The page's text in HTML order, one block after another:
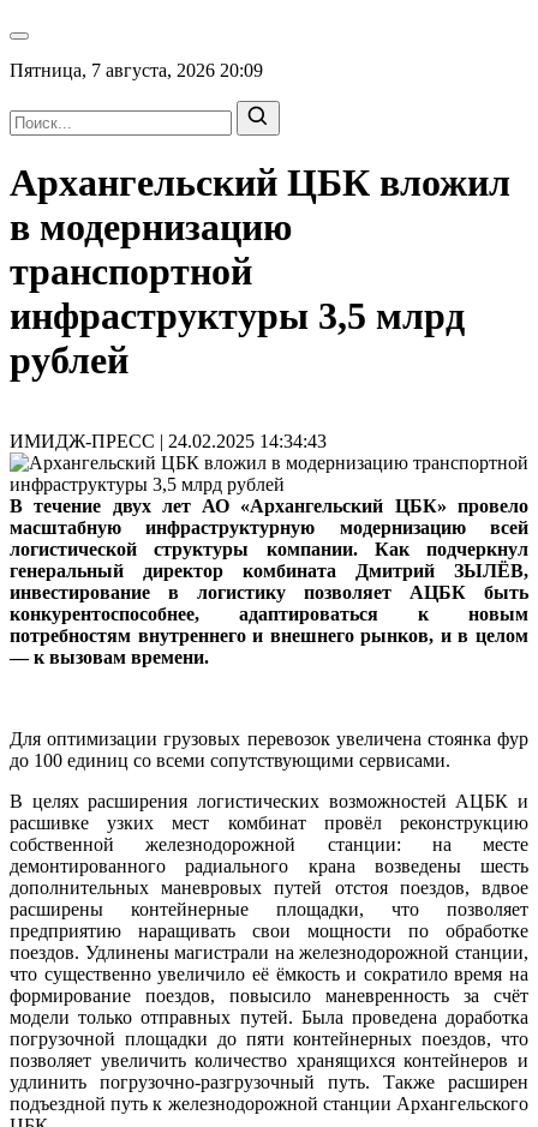
Пятница, 7 августа, 2026 20:09
Архангельский ЦБК вложил
в модернизацию
транспортной
инфраструктуры 3,5 млрд
рублей
ИМИДЖ-ПРЕСС | 24.02.2025 14:34:43
В течение двух лет АО «Архангельский ЦБК» провело
масштабную инфраструктурную модернизацию всей
логистической структуры компании. Как подчеркнул
генеральный директор комбината Дмитрий ЗЫЛЁВ,
инвестирование в логистику позволяет АЦБК быть
конкурентоспособнее, адаптироваться к новым
потребностям внутреннего и внешнего рынков, и в целом
— к вызовам времени.
Для оптимизации грузовых перевозок увеличена стоянка фур
до 100 единиц со всеми сопутствующими сервисами.
В целях расширения логистических возможностей АЦБК и
расшивке узких мест комбинат провёл реконструкцию
собственной железнодорожной станции: на месте
демонтированного радиального крана возведены шесть
дополнительных маневровых путей отстоя поездов, вдвое
расширены контейнерные площадки, что позволяет
предприятию наращивать свои мощности по обработке
поездов. Удлинены магистрали на железнодорожной станции,
что существенно увеличило её ёмкость и сократило время на
формирование поездов, повысило маневренность за счёт
модели только отправных путей. Была проведена доработка
погрузочной площадки до пяти контейнерных поездов, что
позволяет увеличить количество хранящихся контейнеров и
удлинить погрузочно-разгрузочный путь. Также расширен
подъездной путь к железнодорожной станции Архангельского